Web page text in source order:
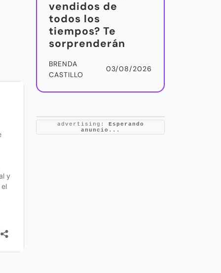
vendidos de
todos los
tiempos? Te
sorprenderán
BRENDA
CASTILLO
03/08/2026
advertising:
Esperando
anuncio...